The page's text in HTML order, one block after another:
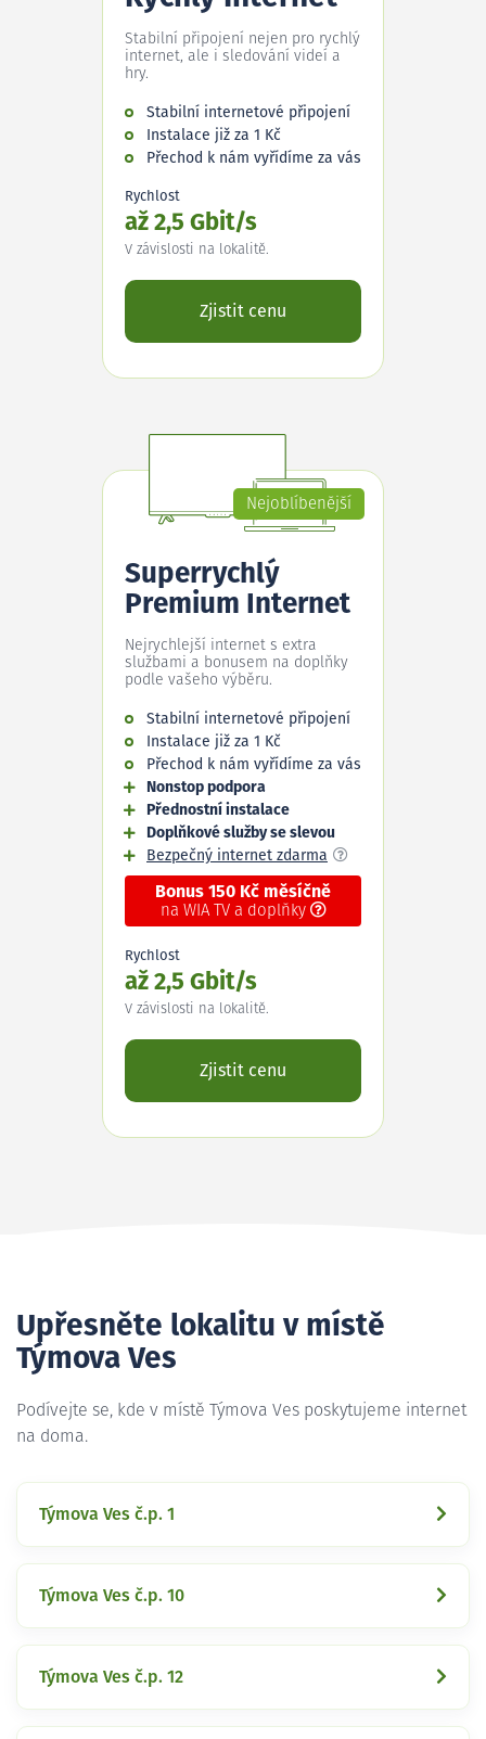
Stabilní připojení nejen pro rychlý
internet, ale i sledování videí a
hry.
Stabilní internetové připojení
Instalace již za 1 Kč
Přechod k nám vyřídíme za vás
Rychlost
až 2,5 Gbit/s
V závislosti na lokalitě.
Zjistit cenu
Nejoblíbenější
Superrychlý
Premium Internet
Nejrychlejší internet s extra
službami a bonusem na doplňky
podle vašeho výběru.
Stabilní internetové připojení
Instalace již za 1 Kč
Přechod k nám vyřídíme za vás
Nonstop podpora
Přednostní instalace
Doplňkové služby se slevou
Bezpečný internet zdarma
Bonus 150 Kč měsíčně
na WIA TV a doplňky
Rychlost
až 2,5 Gbit/s
V závislosti na lokalitě.
Zjistit cenu
Upřesněte lokalitu v místě
Týmova Ves
Podívejte se, kde v místě Týmova Ves poskytujeme internet
na doma.
Týmova Ves č.p. 1
Týmova Ves č.p. 10
Týmova Ves č.p. 12